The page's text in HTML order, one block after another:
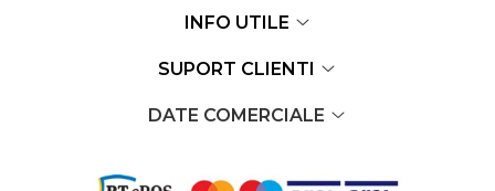
INFO UTILE
SUPORT CLIENTI
DATE COMERCIALE